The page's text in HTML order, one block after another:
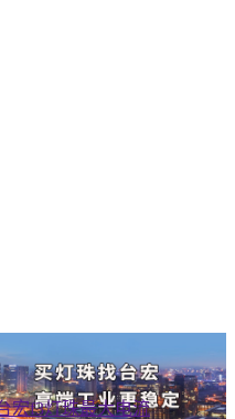
宏f3灯珠最大电流